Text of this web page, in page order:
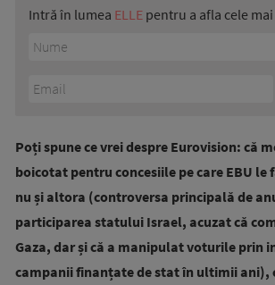
Intră în lumea ELLE pentru a afla cele
Poți spune ce vrei despre Eurovision: că
boicotat pentru concesiile pe care EBU le
nu și altora (controversa principală de
participarea statului Israel, acuzat că
Gaza, dar și că a manipulat voturile prin
campanii finanțate de stat în ultimii ani),